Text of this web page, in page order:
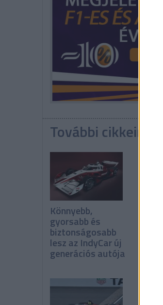
További cikkeink
Könnyebb,
gyorsabb és
biztonságosabb
lesz az IndyCar új
generációs autója